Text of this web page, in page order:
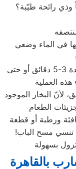
وذي رائحة طيّبة؟
في الماء وضعي
ضعي الوعاء في الميكروويف وشغِّليه لمدة 3-5 دقائق أو حتى
الميكروويف مغلقاً لمدة 5 دقائق، لأنّ البخار الموجود
ورطبة أو قطعة
تنسي مسح الباب!
بسهولة
بالقاهرة